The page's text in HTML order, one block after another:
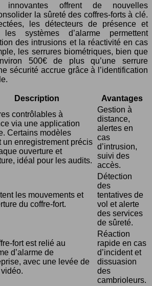
innovantes offrent de nouvelles
la sûreté des coffres-forts à clé.
les détecteurs de présence et
les systèmes d’alarme permettent
des intrusions et la réactivité en cas
les serrures biométriques, bien que
500€ de plus qu’une serrure
sécurité accrue grâce à l’identification
Description Avantages
contrôlables à
via une application
Certains modèles
un enregistrement précis
ouverture et
idéal pour les audits.
Gestion à
distance,
alertes en
cas
d’intrusion,
suivi des
accès.
les mouvements et
du coffre-fort.
Détection
des
tentatives de
vol et alerte
des services
de sûreté.
fort est relié au
d’alarme de
avec une levée de
Réaction
rapide en cas
d’incident et
dissuasion
des
cambrioleurs.